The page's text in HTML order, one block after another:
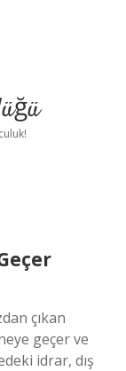
çıkan
geçer ve
idrar, dış